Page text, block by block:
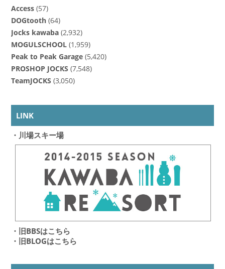
Access(57)
DOGtooth(64)
Jocks kawaba(2,932)
MOGULSCHOOL(1,959)
Peak to Peak Garage(5,420)
PROSHOP JOCKS (7,548)
TeamJOCKS (3,050)
LINK
・川場スキー場
・旧BBSはこちら
・旧BLOGはこちら